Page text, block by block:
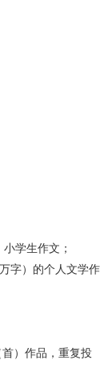
学生作文；
字）的个人文学作
）作品，重复投